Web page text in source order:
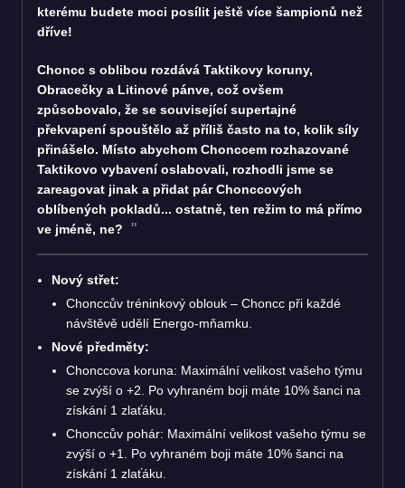
kterému budete moci posílit ještě více šampionů než
dříve!
Choncc s oblibou rozdává Taktikovy koruny,
Obracečky a Litinové pánve, což ovšem
způsobovalo, že se související supertajné
překvapení spouštělo až příliš často na to, kolik síly
přinášelo. Místo abychom Chonccem rozhazované
Taktikovo vybavení oslabovali, rozhodli jsme se
zareagovat jinak a přidat pár Chonccových
oblíbených pokladů... ostatně, ten režim to má přímo
ve jméně, ne?
Nový střet:
Chonccův tréninkový oblouk – Choncc při každé
návštěvě udělí Energo-mňamku.
Nové předměty:
Chonccova koruna: Maximální velikost vašeho týmu
se zvýší o +2. Po vyhraném boji máte 10% šanci na
získání 1 zlaťáku.
Chonccův pohár: Maximální velikost vašeho týmu se
zvýší o +1. Po vyhraném boji máte 10% šanci na
získání 1 zlaťáku.